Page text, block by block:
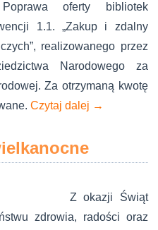
oferty bibliotek
1.1. „Zakup i zdalny
realizowanego przez
Narodowego za
Za otrzymaną kwotę
Czytaj dalej →
Z okazji Świąt
zdrowia, radości oraz